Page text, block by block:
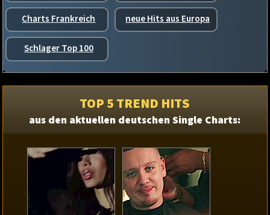
Charts Frankreich neue Hits aus Europa
Schlager Top 100
TOP 5 TREND HITS
aus den aktuellen deutschen Single Charts: